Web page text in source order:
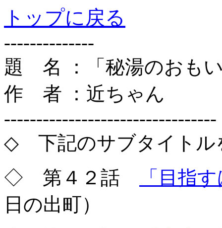
トップに戻る
--------------
題 名 ：「秘湯のおも
作 者 ：近ちゃん
---------------------------------
◇ 下記のサブタイトル
◇ 第４２話
「目指
日の出町）